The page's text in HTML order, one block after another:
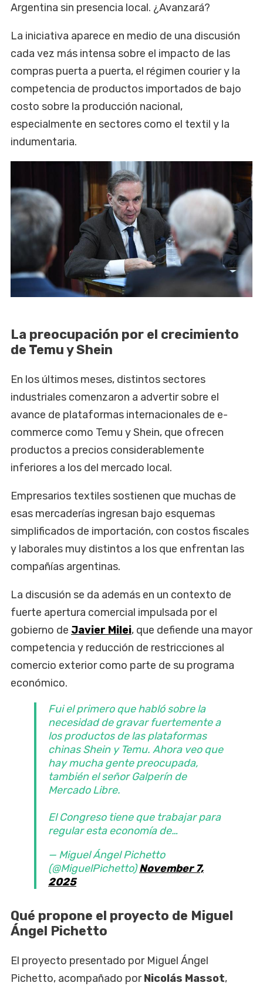
Argentina sin presencia local. ¿Avanzará?
La iniciativa aparece en medio de una discusión
cada vez más intensa sobre el impacto de las
compras puerta a puerta, el régimen courier y la
competencia de productos importados de bajo
costo sobre la producción nacional,
especialmente en sectores como el textil y la
indumentaria.
La preocupación por el crecimiento
de Temu y Shein
En los últimos meses, distintos sectores
industriales comenzaron a advertir sobre el
avance de plataformas internacionales de e-
commerce como Temu y Shein, que ofrecen
productos a precios considerablemente
inferiores a los del mercado local.
Empresarios textiles sostienen que muchas de
esas mercaderías ingresan bajo esquemas
simplificados de importación, con costos fiscales
y laborales muy distintos a los que enfrentan las
compañías argentinas.
La discusión se da además en un contexto de
fuerte apertura comercial impulsada por el
gobierno de Javier Milei, que defiende una mayor
competencia y reducción de restricciones al
comercio exterior como parte de su programa
económico.
Fui el primero que habló sobre la
necesidad de gravar fuertemente a
los productos de las plataformas
chinas Shein y Temu. Ahora veo que
hay mucha gente preocupada,
también el señor Galperín de
Mercado Libre.
El Congreso tiene que trabajar para
regular esta economía de…
— Miguel Ángel Pichetto
(@MiguelPichetto)November 7,
2025
Qué propone el proyecto de Miguel
Ángel Pichetto
El proyecto presentado por Miguel Ángel
Pichetto, acompañado porNicolás Massot,